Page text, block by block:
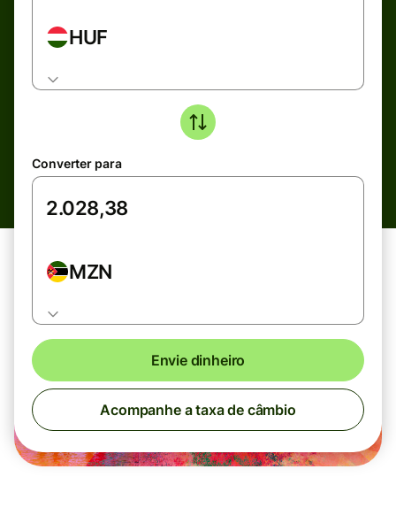
HUF
Converter para
MZN
Envie dinheiro
Acompanhe a taxa de câmbio